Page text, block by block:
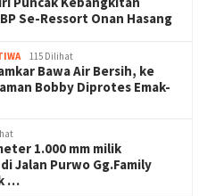
Se-Ressort Onan Hasang
115 Dilihat
Bawa Air Bersih, ke
Bobby Diprotes Emak-
1.000 mm milik
Jalan Purwo Gg.Family
…